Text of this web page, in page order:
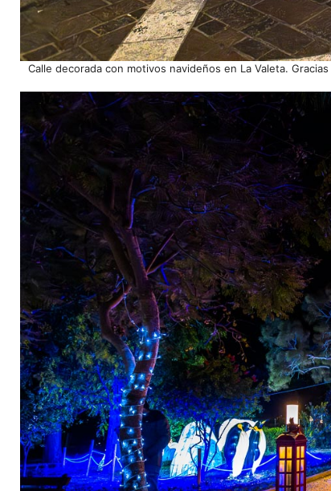
Calle decorada con motivos navideños en La Valeta.